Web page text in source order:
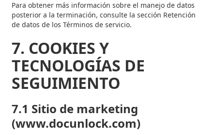
Para obtener más información sobre el manejo de datos
posterior a la terminación, consulte la sección Retención
de datos de los Términos de servicio.
7. COOKIES Y
TECNOLOGÍAS DE
SEGUIMIENTO
7.1 Sitio de marketing
(www.docunlock.com)